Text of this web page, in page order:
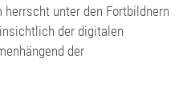
unter den Fortbildnern
der digitalen
der